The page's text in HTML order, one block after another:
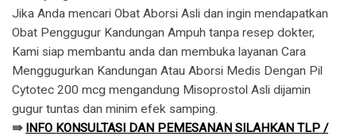
Jika Anda mencari Obat Aborsi Asli dan ingin mendapatkan
Obat Penggugur Kandungan Ampuh tanpa resep dokter,
Kami siap membantu anda dan membuka layanan Cara
Menggugurkan Kandungan Atau Aborsi Medis Dengan Pil
Cytotec 200 mcg mengandung Misoprostol Asli dijamin
gugur tuntas dan minim efek samping.
⇛ INFO KONSULTASI DAN PEMESANAN SILAHKAN TLP /